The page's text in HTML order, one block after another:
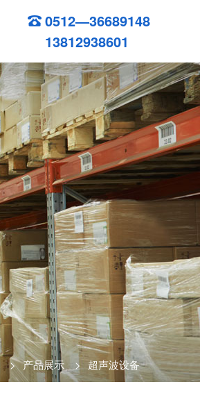
0512—36689148
13812938601
> 产品展示 > 超声波设备